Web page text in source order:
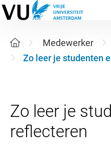
Medewerker
Zo leer je studenten
Zo leer je